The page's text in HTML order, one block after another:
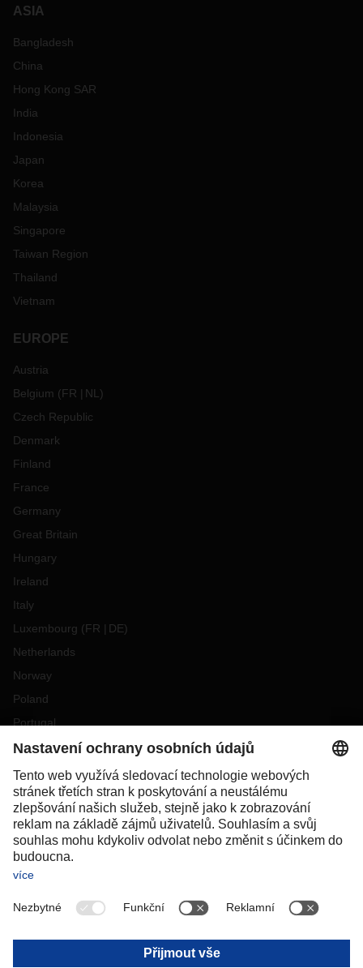
ASIA
Bangladesh
China
Hong Kong SAR
India
Indonesia
Japan
Korea
Malaysia
Singapore
Taiwan Region
Thailand
Vietnam
EUROPE
Austria
Belgium (FR NL )
Czech Republic
Denmark
Finland
France
Germany
Great Britain
Hungary
Ireland
Italy
Luxembourg (FR DE)
Netherlands
Norway
Poland
Portugal
Romania
Slovakia
Spain
Sweden
Switzerland(DE FR)
Turkey
OCEANIA